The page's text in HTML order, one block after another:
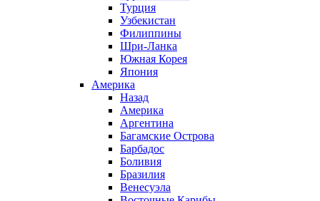
Турция
Узбекистан
Филиппины
Шри-Ланка
Южная Корея
Япония
Америка
Назад
Америка
Аргентина
Багамские Острова
Барбадос
Боливия
Бразилия
Венесуэла